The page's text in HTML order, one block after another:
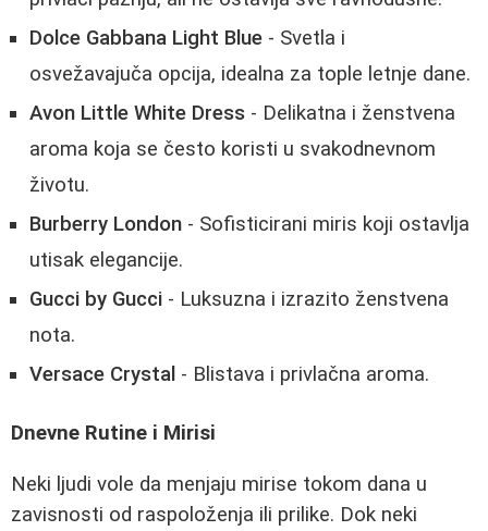
Dolce Gabbana Light Blue - Svetla i
osvežavajuča opcija, idealna za tople letnje dane.
Avon Little White Dress - Delikatna i ženstvena
aroma koja se često koristi u svakodnevnom
životu.
Burberry London - Sofisticirani miris koji ostavlja
utisak elegancije.
Gucci by Gucci - Luksuzna i izrazito ženstvena
nota.
Versace Crystal - Blistava i privlačna aroma.
Dnevne Rutine i Mirisi
Neki ljudi vole da menjaju mirise tokom dana u
zavisnosti od raspoloženja ili prilike. Dok neki